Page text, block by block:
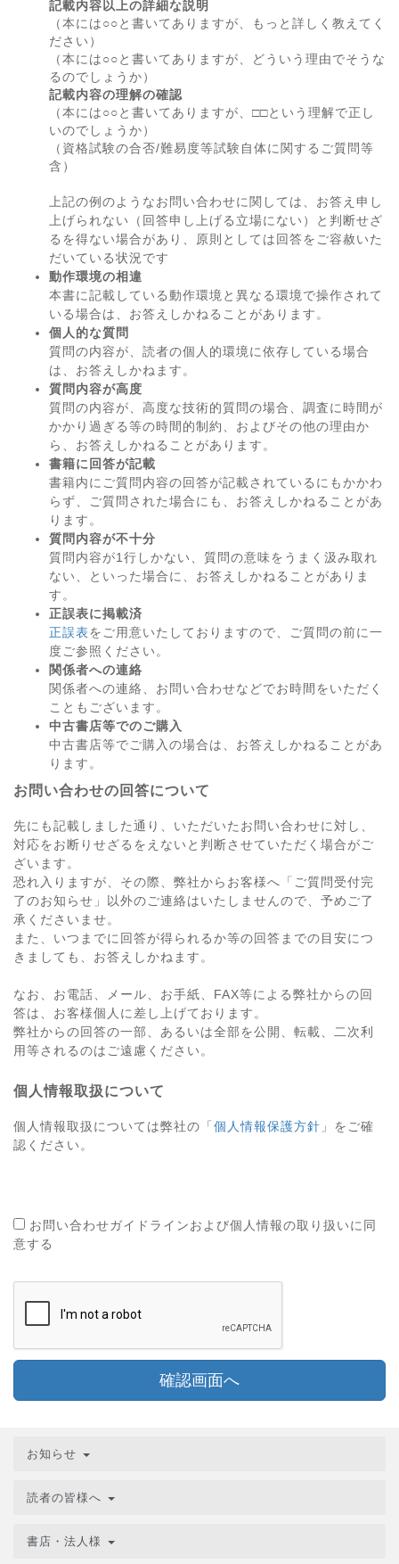
記載内容以上の詳細な説明
（本には○○と書いてありますが、もっと詳しく教えてく
ださい）
（本には○○と書いてありますが、どういう理由でそうな
るのでしょうか）
記載内容の理解の確認
（本には○○と書いてありますが、□□という理解で正し
いのでしょうか）
（資格試験の合否/難易度等試験自体に関するご質問等
含）
上記の例のようなお問い合わせに関しては、お答え申し
上げられない（回答申し上げる立場にない）と判断せざ
るを得ない場合があり、原則としては回答をご容赦いた
だいている状況です
動作環境の相違
本書に記載している動作環境と異なる環境で操作されて
いる場合は、お答えしかねることがあります。
個人的な質問
質問の内容が、読者の個人的環境に依存している場合
は、お答えしかねます。
質問内容が高度
質問の内容が、高度な技術的質問の場合、調査に時間が
かかり過ぎる等の時間的制約、およびその他の理由か
ら、お答えしかねることがあります。
書籍に回答が記載
書籍内にご質問内容の回答が記載されているにもかかわ
らず、ご質問された場合にも、お答えしかねることがあ
ります。
質問内容が不十分
質問内容が1行しかない、質問の意味をうまく汲み取れ
ない、といった場合に、お答えしかねることがありま
す。
正誤表に掲載済
正誤表をご用意いたしておりますので、ご質問の前に一
度ご参照ください。
関係者への連絡
関係者への連絡、お問い合わせなどでお時間をいただく
こともございます。
中古書店等でのご購入
中古書店等でご購入の場合は、お答えしかねることがあ
ります。
お問い合わせの回答について
先にも記載しました通り、いただいたお問い合わせに対し、
対応をお断りせざるをえないと判断させていただく場合がご
ざいます。
恐れ入りますが、その際、弊社からお客様へ「ご質問受付完
了のお知らせ」以外のご連絡はいたしませんので、予めご了
承くださいませ。
また、いつまでに回答が得られるか等の回答までの目安につ
きましても、お答えしかねます。
なお、お電話、メール、お手紙、FAX等による弊社からの回
答は、お客様個人に差し上げております。
弊社からの回答の一部、あるいは全部を公開、転載、二次利
用等されるのはご遠慮ください。
個人情報取扱について
個人情報取扱については弊社の「 個人情報保護方針 」をご確
認ください。
お問い合わせガイドラインおよび個人情報の取り扱いに同
意する
確認画面へ
お知らせ
読者の皆様へ
書店・法人様